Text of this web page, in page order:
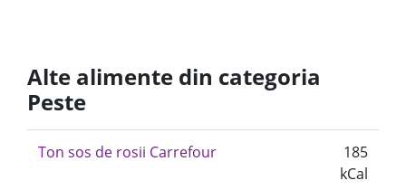
Alte alimente din categoria
Peste
Ton sos de rosii Carrefour
185
kCal